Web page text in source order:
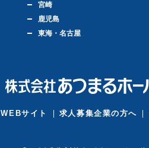
宮崎
鹿児島
東海・名古屋
WEBサイト 求人募集企業の方へ